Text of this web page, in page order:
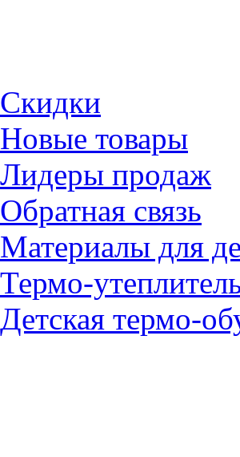
Скидки
Новые товары
Лидеры продаж
Обратная связь
Материалы для
Термо-
Детская термо-